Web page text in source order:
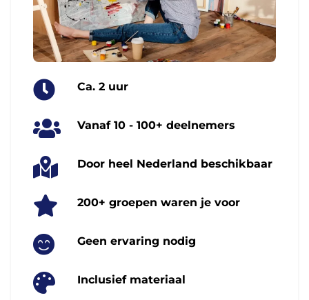
Ca. 2 uur
Vanaf 10 - 100+ deelnemers
Door heel Nederland beschikbaar
200+ groepen waren je voor
Geen ervaring nodig
Inclusief materiaal